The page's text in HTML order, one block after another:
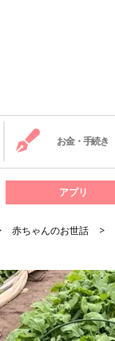
お金・手続き
アプリ
赤ちゃんのお世話